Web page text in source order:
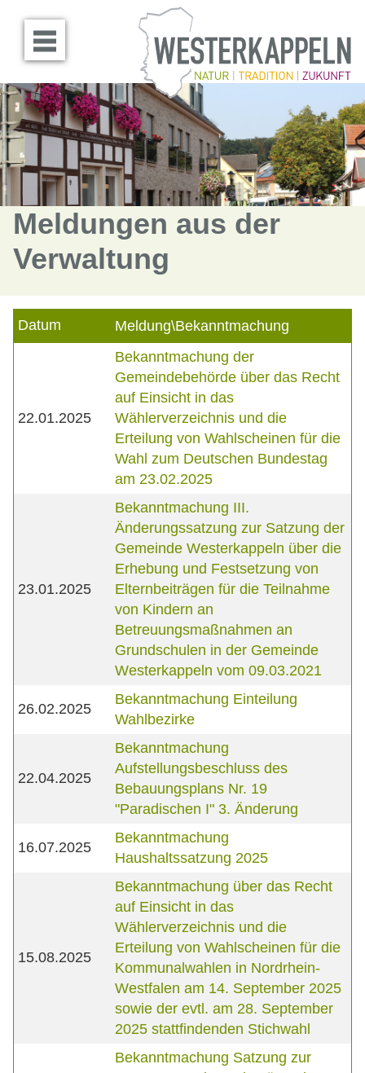
Menü öffnen
Meldungen aus der
Verwaltung
Datum Meldung\Bekanntmachung
22.01.2025
Bekanntmachung der
Gemeindebehörde über das Recht
auf Einsicht in das
Wählerverzeichnis und die
Erteilung von Wahlscheinen für die
Wahl zum Deutschen Bundestag
am 23.02.2025
23.01.2025
Bekanntmachung III.
Änderungssatzung zur Satzung der
Gemeinde Westerkappeln über die
Erhebung und Festsetzung von
Elternbeiträgen für die Teilnahme
von Kindern an
Betreuungsmaßnahmen an
Grundschulen in der Gemeinde
Westerkappeln vom 09.03.2021
26.02.2025
Bekanntmachung Einteilung
Wahlbezirke
22.04.2025
Bekanntmachung
Aufstellungsbeschluss des
Bebauungsplans Nr. 19
"Paradischen I" 3. Änderung
16.07.2025
Bekanntmachung
Haushaltssatzung 2025
15.08.2025
Bekanntmachung über das Recht
auf Einsicht in das
Wählerverzeichnis und die
Erteilung von Wahlscheinen für die
Kommunalwahlen in Nordrhein-
Westfalen am 14. September 2025
sowie der evtl. am 28. September
2025 stattfindenden Stichwahl
Bekanntmachung Satzung zur